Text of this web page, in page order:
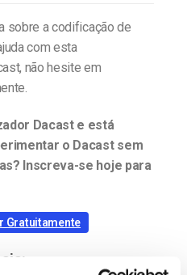
sobre a codificação de
com esta
não hesite em
Dacast e está
o Dacast sem
Inscreva-se hoje para
Gratuitamente